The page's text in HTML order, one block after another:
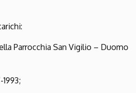
Parrocchia San Vigilio – Duomo